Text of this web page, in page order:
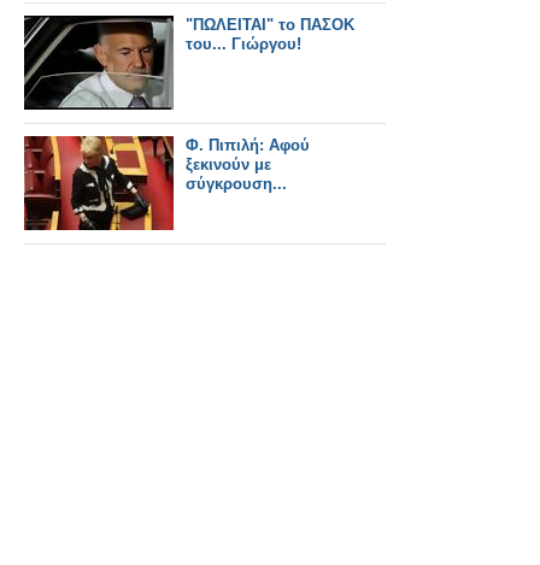
"ΠΩΛΕΙΤΑΙ" το ΠΑΣΟΚ
του... Γιώργου!
Φ. Πιπιλή: Αφού
ξεκινούν με
σύγκρουση...